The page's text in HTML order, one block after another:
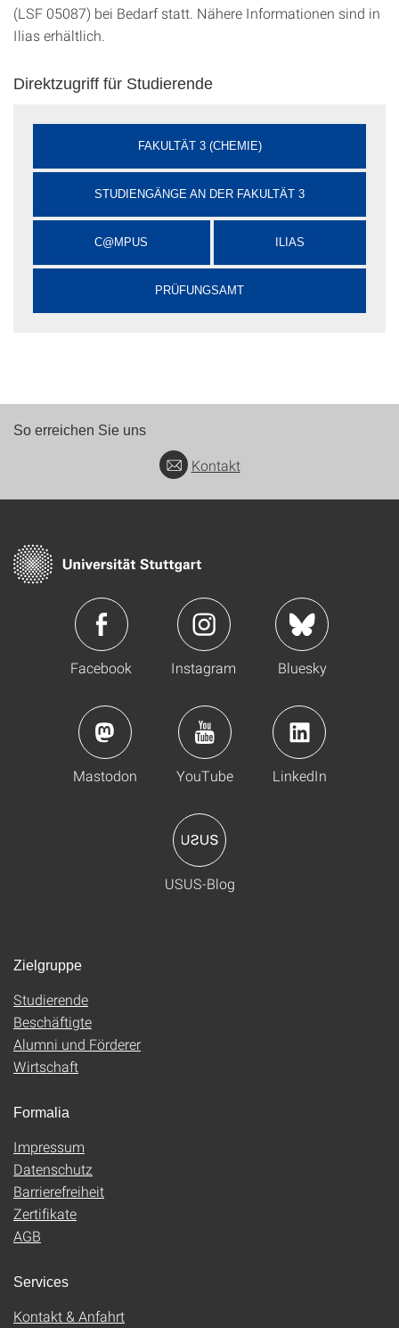
(LSF 05087) bei Bedarf statt. Nähere Informationen sind in
Ilias erhältlich.
Direktzugriff für Studierende
FAKULTÄT 3 (CHEMIE)
STUDIENGÄNGE AN DER FAKULTÄT 3
C@MPUS ILIAS
PRÜFUNGSAMT
So erreichen Sie uns
Kontakt
Facebook Instagram Bluesky
Mastodon YouTube LinkedIn
USUS-Blog
Zielgruppe
Studierende
Beschäftigte
Alumni und Förderer
Wirtschaft
Formalia
Impressum
Datenschutz
Barrierefreiheit
Zertifikate
AGB
Services
Kontakt & Anfahrt